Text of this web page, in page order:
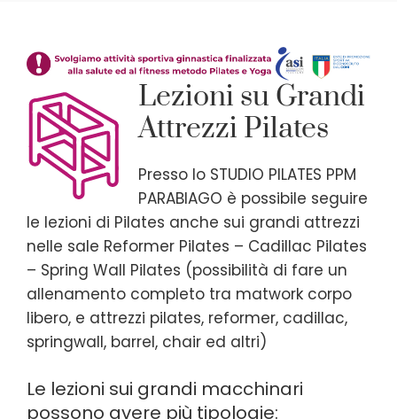
Lezioni su Grandi
Attrezzi Pilates
Presso lo STUDIO PILATES PPM
PARABIAGO è possibile seguire
le lezioni di Pilates anche sui grandi attrezzi
nelle sale Reformer Pilates – Cadillac Pilates
– Spring Wall Pilates (possibilità di fare un
allenamento completo tra matwork corpo
libero, e attrezzi pilates, reformer, cadillac,
springwall, barrel, chair ed altri)
Le lezioni sui grandi macchinari
possono avere più tipologie: